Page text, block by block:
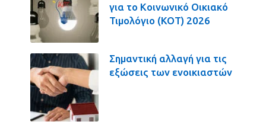
για το Κοινωνικό Οικιακό
Τιμολόγιο (ΚΟΤ) 2026
Σημαντική αλλαγή για τις
εξώσεις των ενοικιαστών